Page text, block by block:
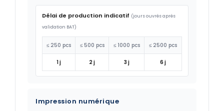
Délai de production indicatif (jours ouvrés après
validation BAT)
≤ 250 pcs ≤ 500 pcs ≤ 1000 pcs ≤ 2500 pcs
1 j 2 j 3 j 6 j
Impression numérique